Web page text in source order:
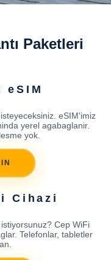
Paketleri
eSIM
eSIM'imiz
yerel agabaglanir.
yok.
Cihazi
istiyorsunuz? Cep WiFi
Telefonlar, tabletler